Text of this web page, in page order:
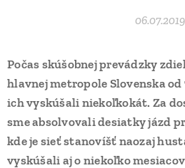
06.07.2019
Počas skúšobnej prevádzky
hlavnej metropole Slovenska od
ich vyskúšali niekoľkokát. Za
sme absolvovali desiatky jázd
kde je sieť stanovíšť naozaj
vyskúšali aj o niekoľko